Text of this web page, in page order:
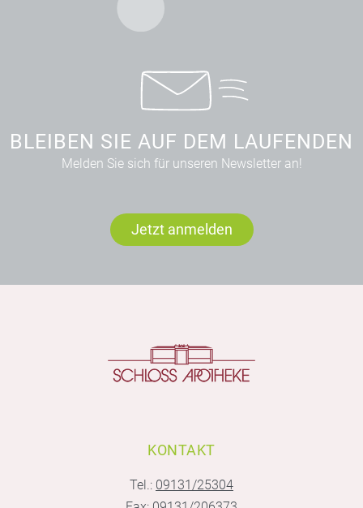
BLEIBEN SIE AUF DEM LAUFENDEN
Melden Sie sich für unseren Newsletter an!
Jetzt anmelden
KONTAKT
Tel.: 09131/25304